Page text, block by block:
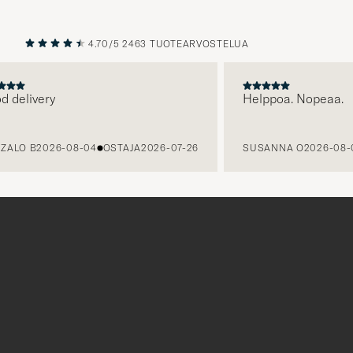
EDELLINEN
4.70/5 2463 TUOTEARVOSTELUA
delivery
B2026-08-04 OSTAJA2026-07-26
Helppoa. Nopeaa.
SUSANNA O2026-08-